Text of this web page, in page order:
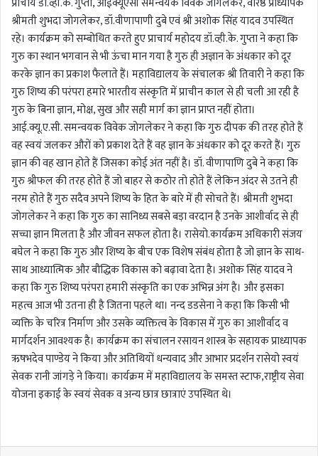
श्रीमती शुभदा जोगलेकर, डॉ.वीणापाणी दुबे एवं श्री अशोक सिंह यादव उपस्थित
रहे। कार्यक्रम को सम्बोधित करते हुए प्राचार्य महोदय डॉ.व्ही.के. गुप्ता ने कहा कि
गुरु का स्थान भगवान से भी ऊंचा मान गया है गुरु ही अज्ञान के अंधकार को दूर
करके ज्ञान का प्रकाश फैलाते हैं। महाविद्यालय के संचालक श्री तिवारी ने कहा कि
गुरु शिष्य की परंपरा हमारे भारतीय संस्कृति में प्राचीन काल से ही चली आ रही है
गुरु के बिना ज्ञान, मोक्ष, सुख और सही मार्ग का ज्ञान प्राप्त नहीं होता।
आई.क्यू.ए.सी. समन्वयक विवेक जोगलेकर ने कहा कि गुरु दीपक की तरह होते हैं
वह स्वयं जलकर औरों को प्रकाश देते हैं वह ज्ञान के अंधकार को दूर करते हैं। गुरु
ज्ञान की वह खान होते हैं जिसका कोई अंत नहीं है। डॉ. वीणापाणि दुबे ने कहा कि
गुरु श्रीफल की तरह होते हैं जो बाहर से कठोर तो होते हैं लेकिन अंदर से उतने ही
नरम होते हैं गुरु सदैव अपने शिष्य के हित के बारे में ही सोचते हैं। श्रीमती शुभदा
जोगलेकर ने कहा कि गुरु का सानिध्य सबसे बड़ा वरदान है उनके आशीर्वाद से ही
सच्चा ज्ञान मिलता है और जीवन सफल होता है। रासेयो.कार्यक्रम अधिकारी संजय
बघेल ने कहा कि गुरु और शिष्य के बीच एक विशेष संबंध होता है जो ज्ञान के साथ-
साथ आध्यात्मिक और बौद्धिक विकास को बढ़ावा देता है। अशोक सिंह यादव ने
कहा कि गुरु शिष्य परंपरा हमारी संस्कृति का एक अभिन्न अंग है। और इसका
महत्व आज भी उतना ही है जितना पहले था। नन्द डडसेना ने कहा कि किसी भी
व्यक्ति के चरित्र निर्माण और उसके व्यक्तित्व के विकास में गुरु का आशीर्वाद व
मार्गदर्शन आवश्यक है। कार्यक्रम का संचालन रसायन शास्त्र के सहायक प्राध्यापक
ऋषभदेव पाण्डेय ने किया और अतिथियों धन्यवाद और आभार प्रदर्शन रासेयो स्वयं
सेवक रानी जांगड़े ने किया। कार्यक्रम में महाविद्यालय के समस्त स्टाफ,राष्ट्रीय सेवा
योजना इकाई के स्वयं सेवक व अन्य छात्र छात्राएं उपस्थित थे।